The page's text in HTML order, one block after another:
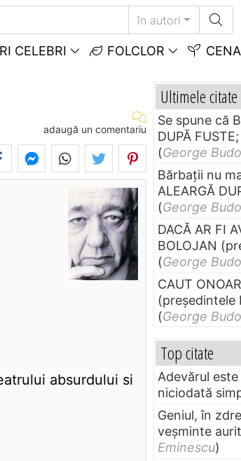
în autori
CELEBRI FOLCLOR
adaugă un comentariu
absurdului si
Ultimele citate
Se spune că
DUPĂ
(George
Bărbaţii nu
ALEARGĂ
(George
DACĂ AR FI
BOLOJAN
(George
CAUT
(preşedintele
(George
Top citate
Adevărul
niciodată
Geniul, în
veşminte
Eminescu)